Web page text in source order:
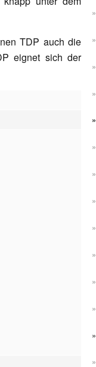
TDP auch die
eignet sich der
»
»
»
»
»
»
»
»
»
»
»
»
»
»